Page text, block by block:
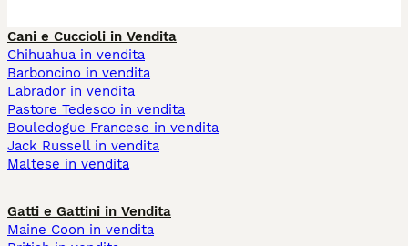
Cani e Cuccioli in Vendita
Chihuahua in vendita
Barboncino in vendita
Labrador in vendita
Pastore Tedesco in vendita
Bouledogue Francese in vendita
Jack Russell in vendita
Maltese in vendita
Gatti e Gattini in Vendita
Maine Coon in vendita